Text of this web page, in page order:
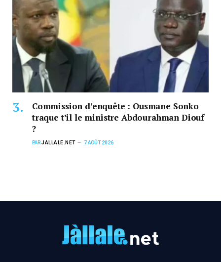
Commission d’enquête : Ousmane Sonko
traque t’il le ministre Abdourahman Diouf
?
PARJALLALE.NET 7 AOÛT 2026